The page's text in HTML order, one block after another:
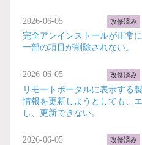
2026-06-05 改修済み
完全アンインストールが正常
一部の項目が削除されない。
2026-06-05 改修済み
リモートポータルに表示する
情報を更新しようとしても、
し、更新できない。
2026-06-05 改修済み